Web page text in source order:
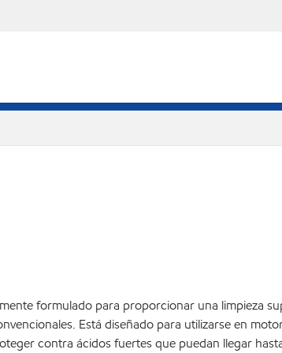
formulado para proporcionar una limpieza
Está diseñado para utilizarse en
contra ácidos fuertes que puedan llegar